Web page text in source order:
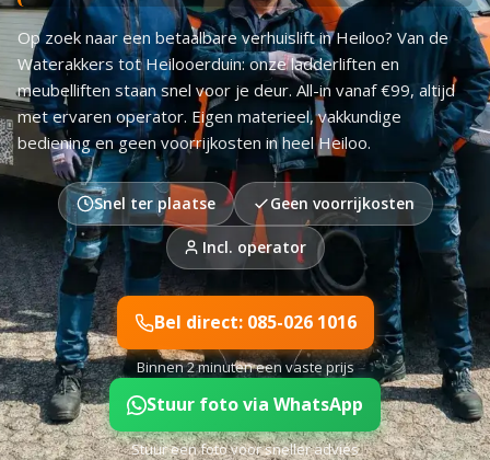
Op zoek naar een betaalbare verhuislift in Heiloo? Van de
Waterakkers tot Heilooerduin: onze ladderliften en
meubelliften staan snel voor je deur. All-in vanaf €99, altijd
met ervaren operator. Eigen materieel, vakkundige
bediening en geen voorrijkosten in heel Heiloo.
Snel ter plaatse Geen voorrijkosten
Incl. operator
Bel direct: 085-026 1016
Binnen 2 minuten een vaste prijs
Stuur foto via WhatsApp
Stuur een foto voor sneller advies